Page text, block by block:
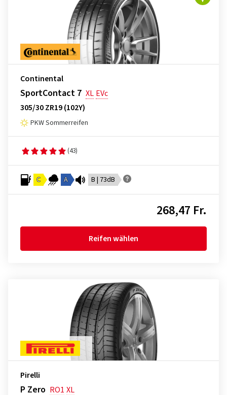
Continental
SportContact 7 XL EVc
305/30 ZR19 (102Y)
PKW Sommerreifen
(43)
C A B | 73dB
268,47 Fr.
Reifen wählen
Pirelli
P Zero RO1 XL